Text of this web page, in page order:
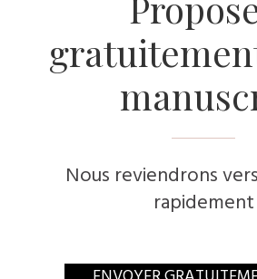
Nous reviendrons
rapidement